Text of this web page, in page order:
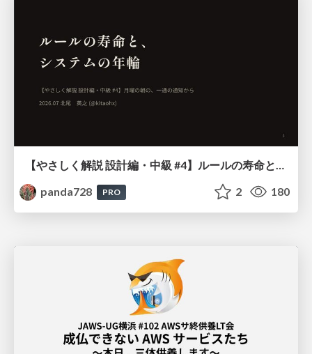
【やさしく解説 設計編・中級 #4】ルールの寿命と、システムの年輪
panda728
PRO 2 180